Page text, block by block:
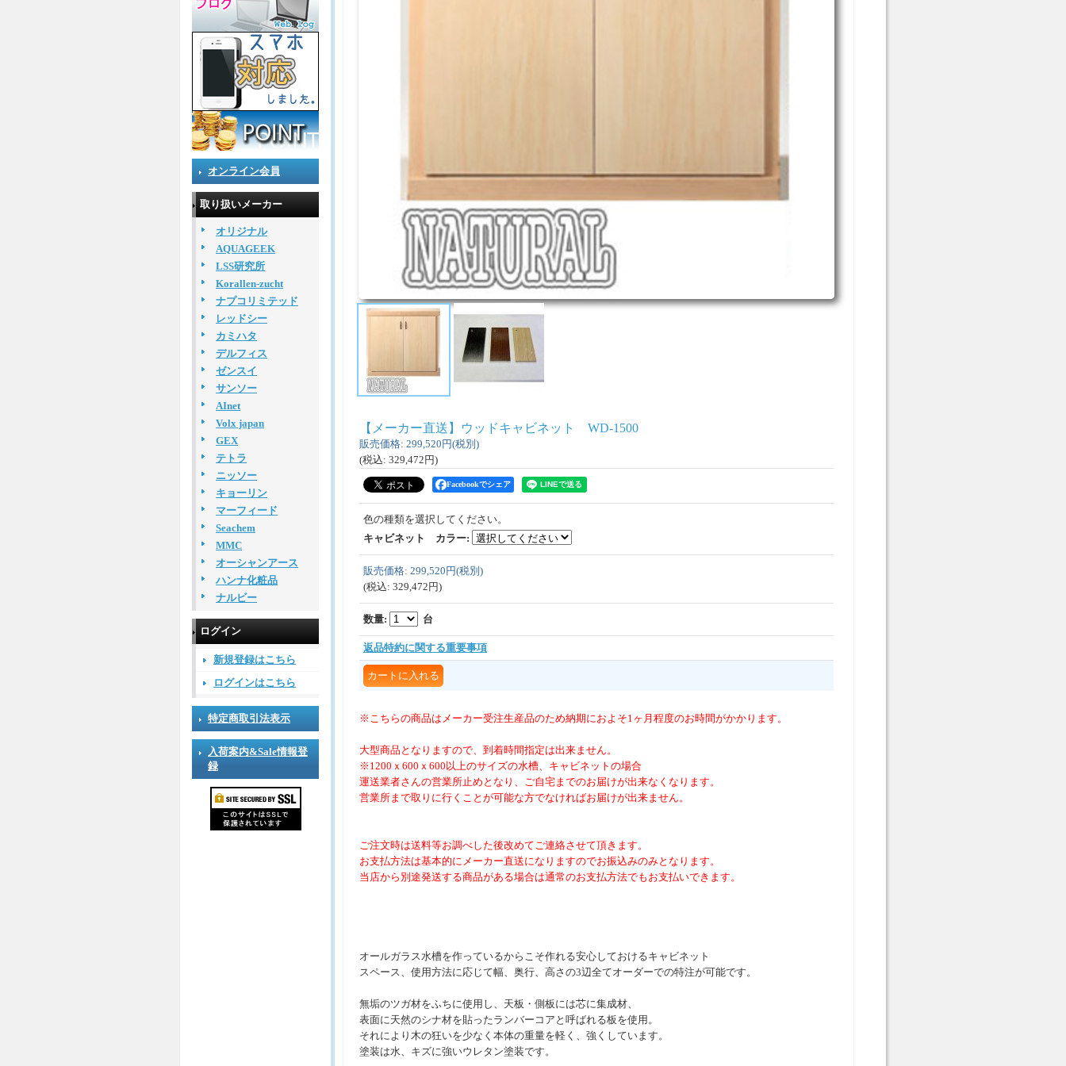
オンライン会員
取り扱いメーカー
オリジナル
AQUAGEEK
LSS研究所
Korallen-zucht
ナプコリミテッド
レッドシー
カミハタ
デルフィス
ゼンスイ
サンソー
AInet
Volx japan
GEX
テトラ
ニッソー
キョーリン
マーフィード
Seachem
MMC
オーシャンアース
ハンナ化粧品
ナルビー
ログイン
新規登録はこちら
ログインはこちら
特定商取引法表示
入荷案内&Sale情報登
録
【メーカー直送】ウッドキャビネット WD-1500
販売価格: 299,520円(税別)
(税込: 329,472円)
Facebookでシェア
色の種類を選択してください。
キャビネット カラー:
販売価格: 299,520円(税別)
(税込: 329,472円)
数量: 台
返品特約に関する重要事項
※こちらの商品はメーカー受注生産品のため納期におよそ1ヶ月程度のお時間がかかります。
大型商品となりますので、到着時間指定は出来ません。
※1200ｘ600ｘ600以上のサイズの水槽、キャビネットの場合
運送業者さんの営業所止めとなり、ご自宅までのお届けが出来なくなります。
営業所まで取りに行くことが可能な方でなければお届けが出来ません。
ご注文時は送料等お調べした後改めてご連絡させて頂きます。
お支払方法は基本的にメーカー直送になりますのでお振込みのみとなります。
当店から別途発送する商品がある場合は通常のお支払方法でもお支払いできます。
オールガラス水槽を作っているからこそ作れる安心しておけるキャビネット
スペース、使用方法に応じて幅、奥行、高さの3辺全てオーダーでの特注が可能です。
無垢のツガ材をふちに使用し、天板・側板には芯に集成材、
表面に天然のシナ材を貼ったランバーコアと呼ばれる板を使用。
それにより木の狂いを少なく本体の重量を軽く、強くしています。
塗装は水、キズに強いウレタン塗装です。